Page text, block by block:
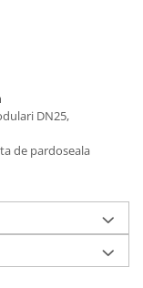
DN25,
de pardoseala